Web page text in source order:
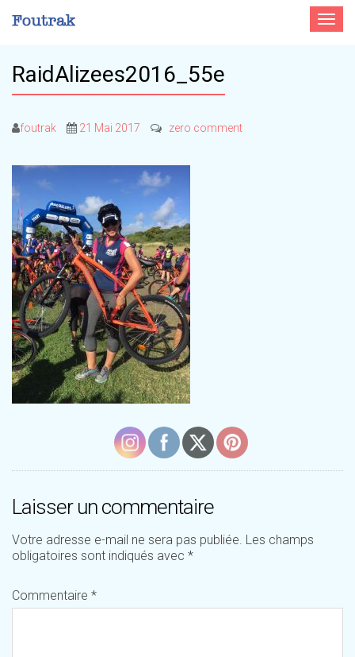
Toggle
RaidAlizees2016_55e
foutrak 21 Mai 2017 zero comment
Laisser un commentaire
Votre adresse e-mail ne sera pas publiée. Les champs
obligatoires sont indiqués avec *
Commentaire *